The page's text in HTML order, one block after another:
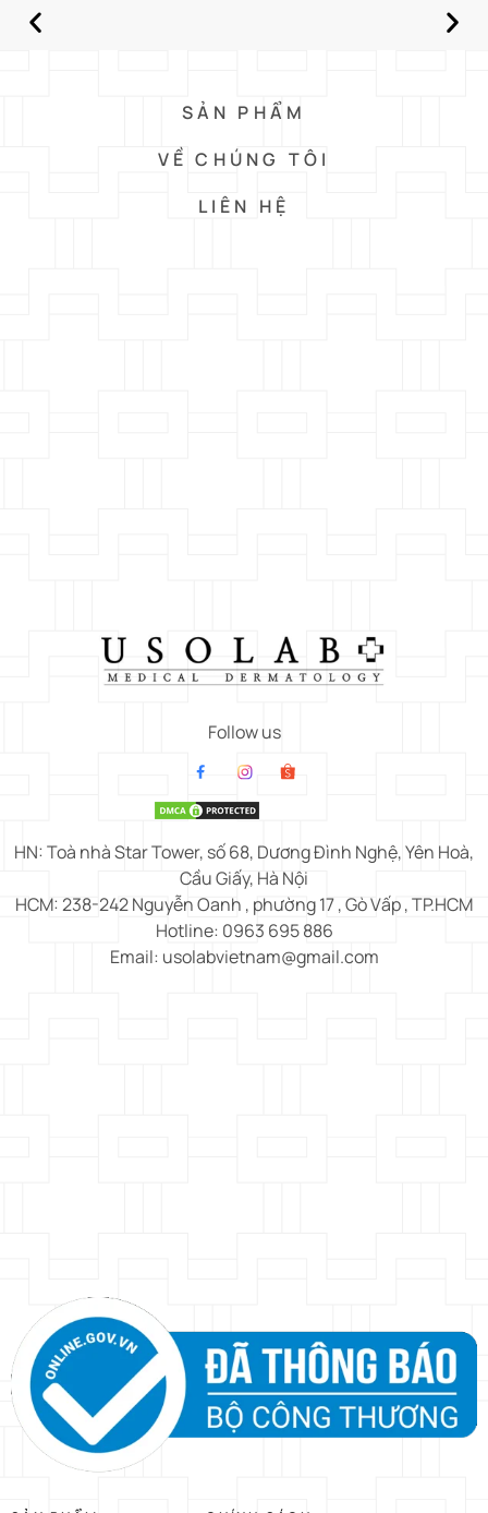
SẢN PHẨM
VỀ CHÚNG TÔI
LIÊN HỆ
Follow us
HN: Toà nhà Star Tower, số 68, Dương Đình Nghệ, Yên Hoà,
Cầu Giấy, Hà Nội
HCM: 238-242 Nguyễn Oanh , phường 17 , Gò Vấp , TP.HCM
Hotline: 0963 695 886
Email: usolabvietnam@gmail.com